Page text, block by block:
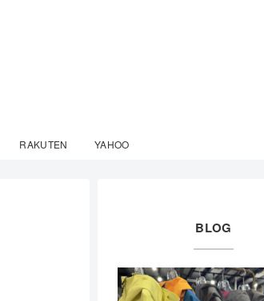
RAKUTEN YAHOO
BLOG